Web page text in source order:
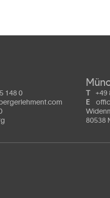
148 0
T +49
E
80538